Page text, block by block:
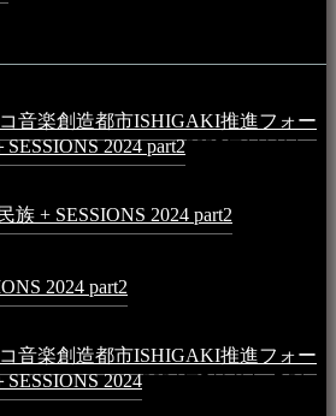
音楽創造都市ISHIGAKI推進フォー
2024 part22025年1月1日 -
族 + SESSIONS 2024 part2
2024 part2
音楽創造都市ISHIGAKI推進フォー
20242024年5月4日 - 7:21